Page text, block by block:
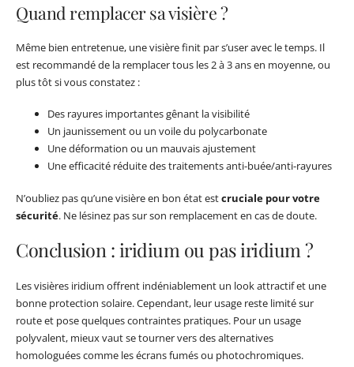
Quand remplacer sa visière ?
Même bien entretenue, une visière finit par s’user avec le temps. Il
est recommandé de la remplacer tous les 2 à 3 ans en moyenne, ou
plus tôt si vous constatez :
Des rayures importantes gênant la visibilité
Un jaunissement ou un voile du polycarbonate
Une déformation ou un mauvais ajustement
Une efficacité réduite des traitements anti-buée/anti-rayures
N’oubliez pas qu’une visière en bon état estcruciale pour votre
sécurité. Ne lésinez pas sur son remplacement en cas de doute.
Conclusion : iridium ou pas iridium ?
Les visières iridium offrent indéniablement un look attractif et une
bonne protection solaire. Cependant, leur usage reste limité sur
route et pose quelques contraintes pratiques. Pour un usage
polyvalent, mieux vaut se tourner vers des alternatives
homologuées comme les écrans fumés ou photochromiques.